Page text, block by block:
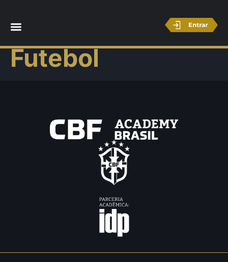
Nutrição no
Futebol